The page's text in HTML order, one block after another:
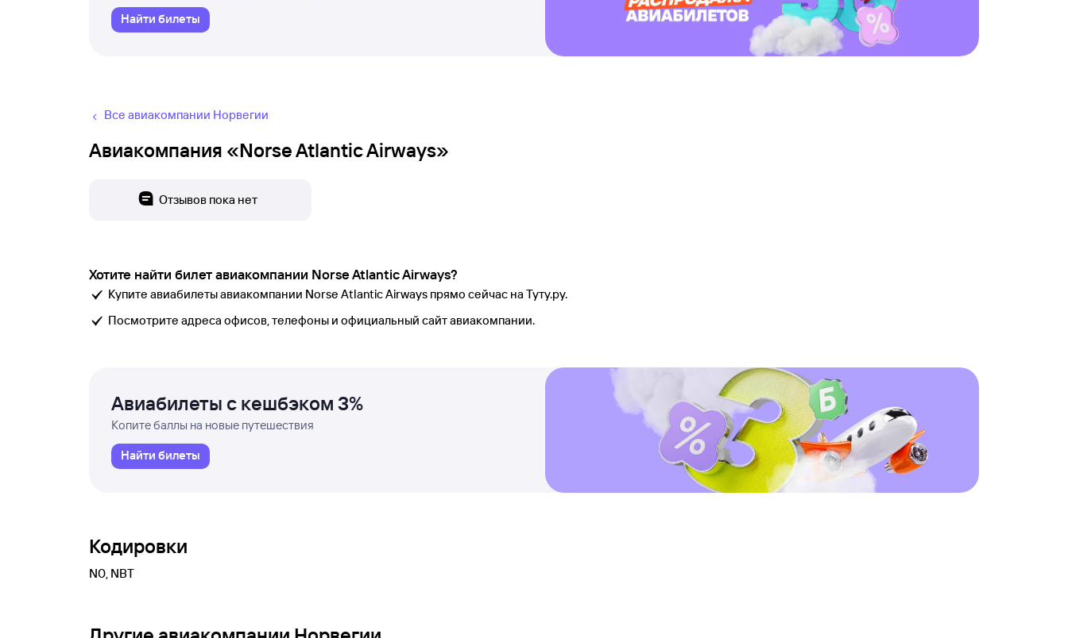
Найти билеты
Все авиакомпании Норвегии
Авиакомпания «Norse Atlantic Airways»
Отзывов пока нет
Хотите найти билет авиакомпании Norse Atlantic Airways?
Купите авиабилеты авиакомпании Norse Atlantic Airways прямо сейчас на Туту.ру.
Посмотрите адреса офисов, телефоны и официальный сайт авиакомпании.
Авиабилеты с кешбэком 3%
Копите баллы на новые путешествия
Найти билеты
Кодировки
N0, NBT